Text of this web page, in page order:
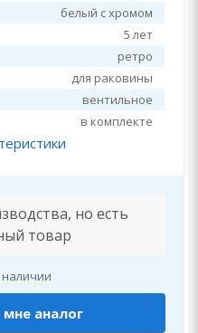
белый с хромом
5 лет
ретро
для раковины
вентильное
в комплекте
но есть
товар
аналог